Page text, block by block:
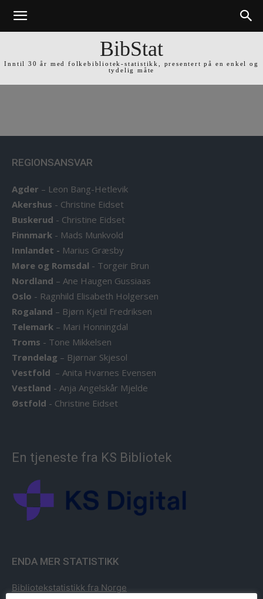
BibStat
Inntil 30 år med folkebibliotek-statistikk, presentert på en enkel og
tydelig måte
REGIONSANSVAR
Agder – Leon Bang-Hetlevik
Akershus - Christine Eidset
Buskerud - Christine Eidset
Finnmark - Mads Munkvold
Innlandet - Marius Græsby
Møre og Romsdal - Torgeir Brun
Nordland – Ane Haugen Gussiaas
Oslo - Ragnhild Elisabeth Holgersen
Rogaland – Bjørn Kjetil Fredriksen
Telemark – Mari Honningdal
Troms - Tone Mikkelsen
Trøndelag – Bjørnar Skjesol
Vestfold – Anita Hvarnes Evensen
Vestland - Anja Angelskår Mjelde
Østfold - Christine Eidset
En tjeneste fra KS Bibliotek
ENDA MER STATISTIKK
Bibliotekstatistikk fra Norge